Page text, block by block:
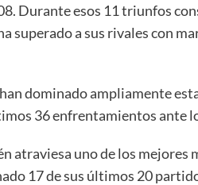
Durante esos 11 triunfos
superado a sus rivales con
dominado ampliamente
36 enfrentamientos ante
atraviesa uno de los mejores
17 de sus últimos 20